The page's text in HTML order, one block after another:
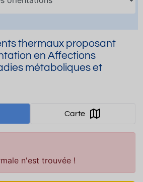
thermaux proposant
en Affections
métaboliques et
Carte
n'est trouvée !